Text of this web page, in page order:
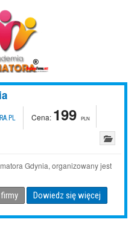
Cena: 199 PLN
Gdynia, organizowany jest
Dowiedz się więcej